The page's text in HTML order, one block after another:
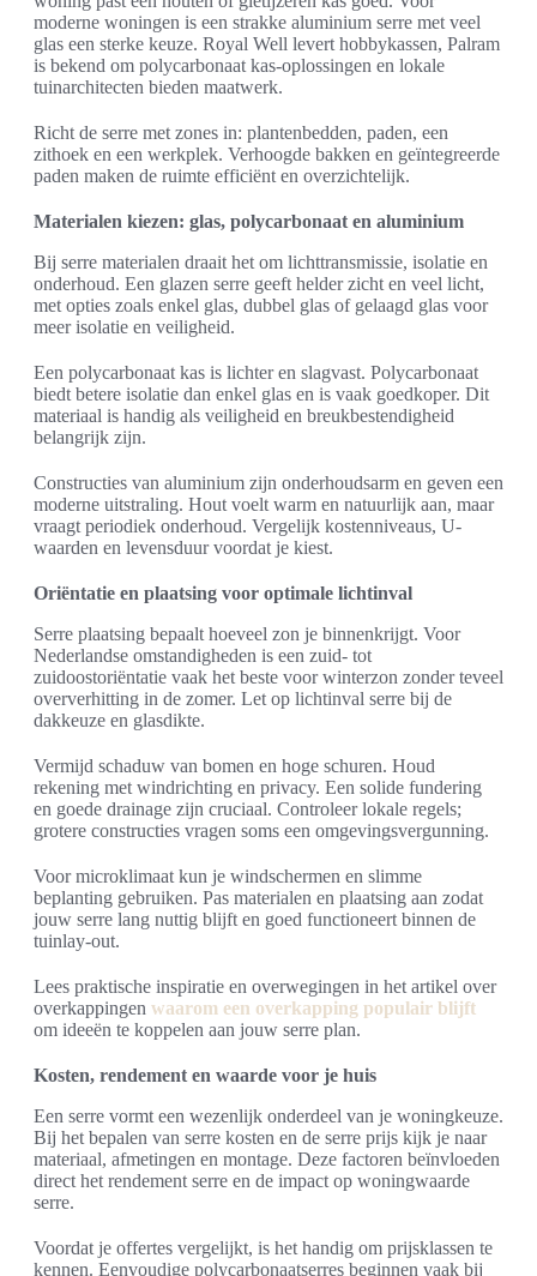
moderne woningen is een strakke aluminium serre met veel
glas een sterke keuze. Royal Well levert hobbykassen, Palram
is bekend om polycarbonaat kas-oplossingen en lokale
tuinarchitecten bieden maatwerk.
Richt de serre met zones in: plantenbedden, paden, een
zithoek en een werkplek. Verhoogde bakken en geïntegreerde
paden maken de ruimte efficiënt en overzichtelijk.
Materialen kiezen: glas, polycarbonaat en aluminium
Bij serre materialen draait het om lichttransmissie, isolatie en
onderhoud. Een glazen serre geeft helder zicht en veel licht,
met opties zoals enkel glas, dubbel glas of gelaagd glas voor
meer isolatie en veiligheid.
Een polycarbonaat kas is lichter en slagvast. Polycarbonaat
biedt betere isolatie dan enkel glas en is vaak goedkoper. Dit
materiaal is handig als veiligheid en breukbestendigheid
belangrijk zijn.
Constructies van aluminium zijn onderhoudsarm en geven een
moderne uitstraling. Hout voelt warm en natuurlijk aan, maar
vraagt periodiek onderhoud. Vergelijk kostenniveaus, U-
waarden en levensduur voordat je kiest.
Oriëntatie en plaatsing voor optimale lichtinval
Serre plaatsing bepaalt hoeveel zon je binnenkrijgt. Voor
Nederlandse omstandigheden is een zuid- tot
zuidoostoriëntatie vaak het beste voor winterzon zonder teveel
oververhitting in de zomer. Let op lichtinval serre bij de
dakkeuze en glasdikte.
Vermijd schaduw van bomen en hoge schuren. Houd
rekening met windrichting en privacy. Een solide fundering
en goede drainage zijn cruciaal. Controleer lokale regels;
grotere constructies vragen soms een omgevingsvergunning.
Voor microklimaat kun je windschermen en slimme
beplanting gebruiken. Pas materialen en plaatsing aan zodat
jouw serre lang nuttig blijft en goed functioneert binnen de
tuinlay-out.
Lees praktische inspiratie en overwegingen in het artikel over
overkappingen waarom een overkapping populair blijft
om ideeën te koppelen aan jouw serre plan.
Kosten, rendement en waarde voor je huis
Een serre vormt een wezenlijk onderdeel van je woningkeuze.
Bij het bepalen van serre kosten en de serre prijs kijk je naar
materiaal, afmetingen en montage. Deze factoren beïnvloeden
direct het rendement serre en de impact op woningwaarde
serre.
Voordat je offertes vergelijkt, is het handig om prijsklassen te
kennen. Eenvoudige polycarbonaatserres beginnen vaak bij